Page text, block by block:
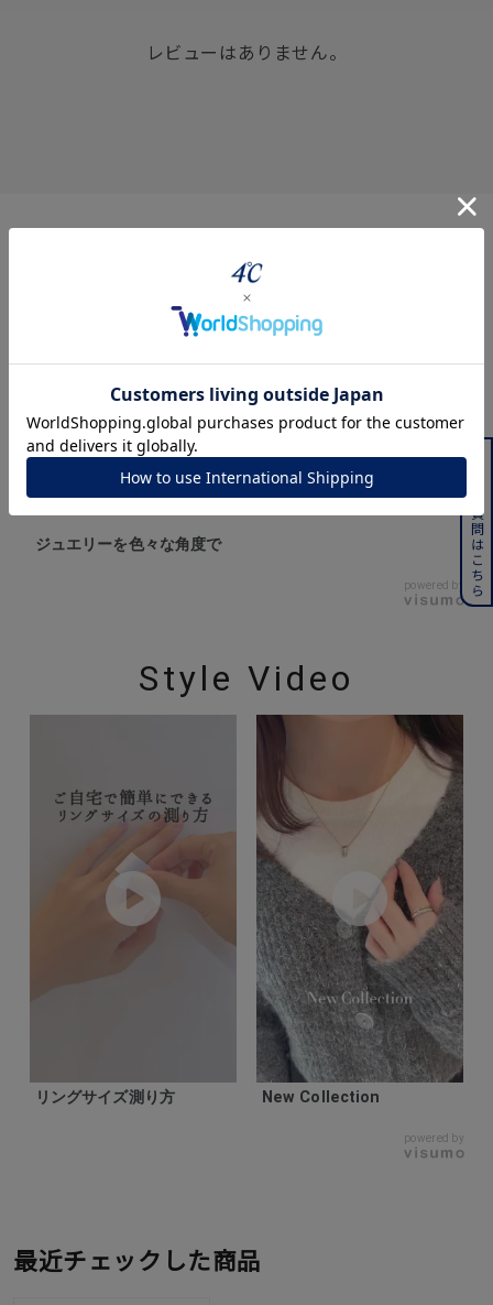
レビューはありません。
360° Product Viewer
ジュエリーを色々な角度で
powered by
Style Video
リングサイズ測り方 New Collection
powered by
最近チェックした商品
よくある質問はこちら